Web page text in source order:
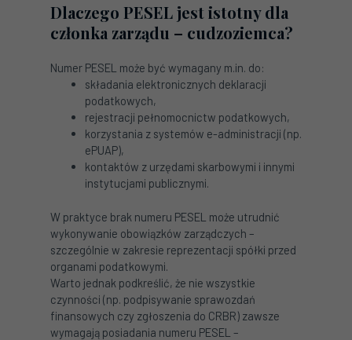
Dlaczego PESEL jest istotny dla
członka zarządu – cudzoziemca?
Numer PESEL może być wymagany m.in. do:
składania elektronicznych deklaracji
podatkowych,
rejestracji pełnomocnictw podatkowych,
korzystania z systemów e-administracji (np.
ePUAP),
kontaktów z urzędami skarbowymi i innymi
instytucjami publicznymi.
W praktyce brak numeru PESEL może utrudnić
wykonywanie obowiązków zarządczych –
szczególnie w zakresie reprezentacji spółki przed
organami podatkowymi.
Warto jednak podkreślić, że nie wszystkie
czynności (np. podpisywanie sprawozdań
finansowych czy zgłoszenia do CRBR) zawsze
wymagają posiadania numeru PESEL –